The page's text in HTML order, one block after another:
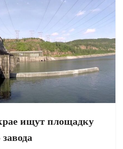
ищут площадку